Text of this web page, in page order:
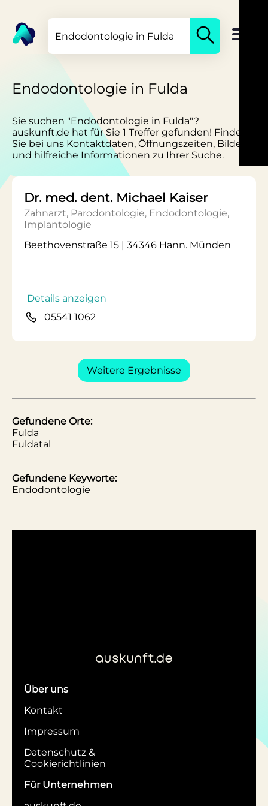
Endodontologie in Fulda
Sie suchen "Endodontologie in Fulda"?
auskunft.de hat für Sie 1 Treffer gefunden! Finden
Sie bei uns Kontaktdaten, Öffnungszeiten, Bilder
und hilfreiche Informationen zu Ihrer Suche.
Dr. med. dent. Michael Kaiser
Zahnarzt, Parodontologie, Endodontologie,
Implantologie
Beethovenstraße 15 | 34346 Hann. Münden
Details anzeigen
05541 1062
Weitere Ergebnisse
Gefundene Orte:
Fulda
Fuldatal
Gefundene Keyworte:
Endodontologie
Über uns
Kontakt
Impressum
Datenschutz &
Cookierichtlinien
Für Unternehmen